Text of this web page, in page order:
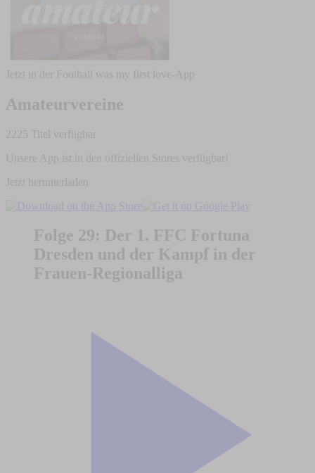
Jetzt in der Football was my first love-App
Amateurvereine
2225 Titel verfügbar
Unsere App ist in den offiziellen Stores verfügbar!
Jetzt herunterladen
Folge 29: Der 1. FFC Fortuna
Dresden und der Kampf in der
Frauen-Regionalliga